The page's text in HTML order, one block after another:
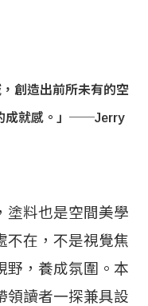
創造出前所未有的空
成就感。」──Jerry
塗料也是空間美學
不在，不是視覺焦
野，養成氛圍。本
領讀者一探兼具設